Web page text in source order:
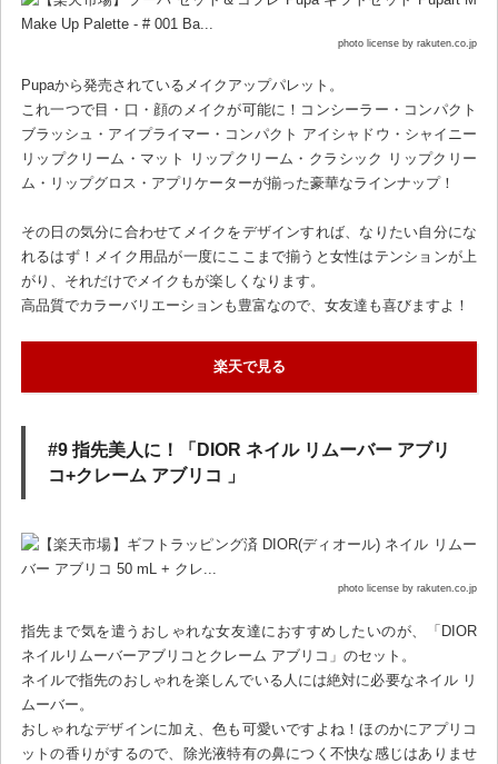
photo license by rakuten.co.jp
Pupaから発売されているメイクアップパレット。
これ一つで目・口・顔のメイクが可能に！コンシーラー・コンパクト
ブラッシュ・アイプライマー・コンパクト アイシャドウ・シャイニー
リップクリーム・マット リップクリーム・クラシック リップクリー
ム・リップグロス・アプリケーターが揃った豪華なラインナップ！
その日の気分に合わせてメイクをデザインすれば、なりたい自分にな
れるはず！メイク用品が一度にここまで揃うと女性はテンションが上
がり、それだけでメイクもが楽しくなります。
高品質でカラーバリエーションも豊富なので、女友達も喜びますよ！
楽天で見る
#9 指先美人に！「DIOR ネイル リムーバー アブリ
コ+クレーム アブリコ 」
photo license by rakuten.co.jp
指先まで気を遣うおしゃれな女友達におすすめしたいのが、「DIOR
ネイルリムーバーアブリコとクレーム アブリコ」のセット。
ネイルで指先のおしゃれを楽しんでいる人には絶対に必要なネイル リ
ムーバー。
おしゃれなデザインに加え、色も可愛いですよね！ほのかにアプリコ
ットの香りがするので、除光液特有の鼻につく不快な感じはありませ